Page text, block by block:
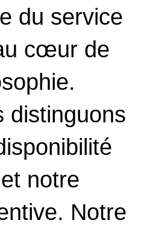
du service
cœur de
distinguons
notre
Notre